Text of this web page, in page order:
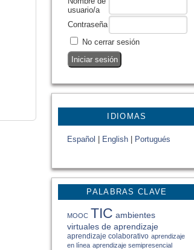
usuario/a
Contraseña
No cerrar sesión
IDIOMAS
Español English Portugués
PALABRAS CLAVE
MOOC TIC ambientes
virtuales de aprendizaje
aprendizaje colaborativo aprendizaje
en línea aprendizaje semipresencial